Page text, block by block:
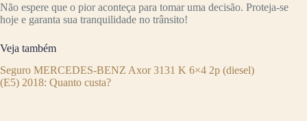
Não espere que o pior aconteça para tomar uma decisão. Proteja-se
hoje e garanta sua tranquilidade no trânsito!
Veja também
Seguro MERCEDES-BENZ Axor 3131 K 6×4 2p (diesel)
(E5) 2018: Quanto custa?